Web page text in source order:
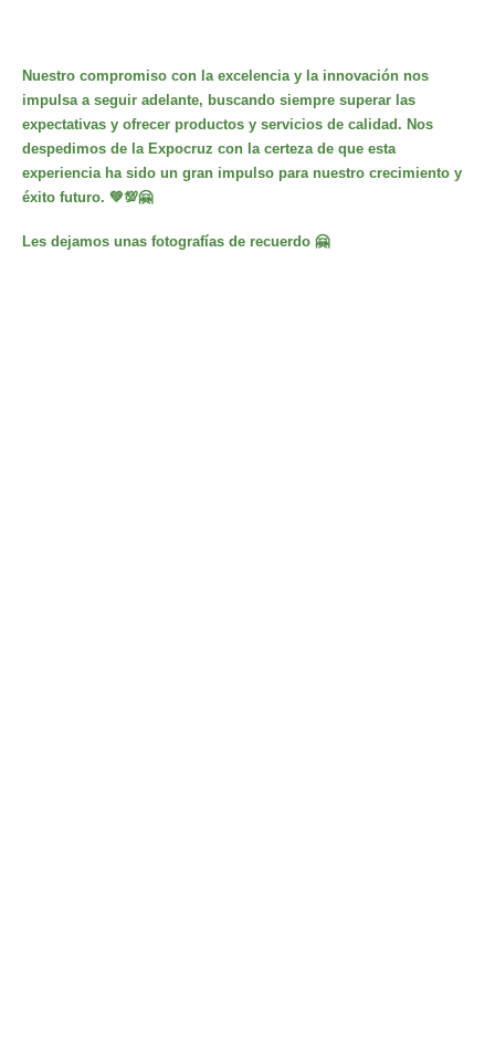
Nuestro compromiso con la excelencia y la innovación nos
impulsa a seguir adelante, buscando siempre superar las
expectativas y ofrecer productos y servicios de calidad. Nos
despedimos de la Expocruz con la certeza de que esta
experiencia ha sido un gran impulso para nuestro crecimiento y
éxito futuro. 💚💯🤗
Les dejamos unas fotografías de recuerdo 🤗